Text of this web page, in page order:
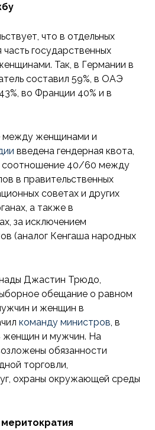
что в отдельных
часть государственных
Так, в Германии в
составил 59%, в ОАЭ
во Франции 40% и в
между женщинами и
введена гендерная квота,
40/60 между
в правительственных
советах и других
а также в
за исключением
(аналог Кенгаша народных
Джастин Трюдо,
обещание о равном
и женщин в
команду министров , в
и мужчин. На
обязанности
торговли,
охраны окружающей среды